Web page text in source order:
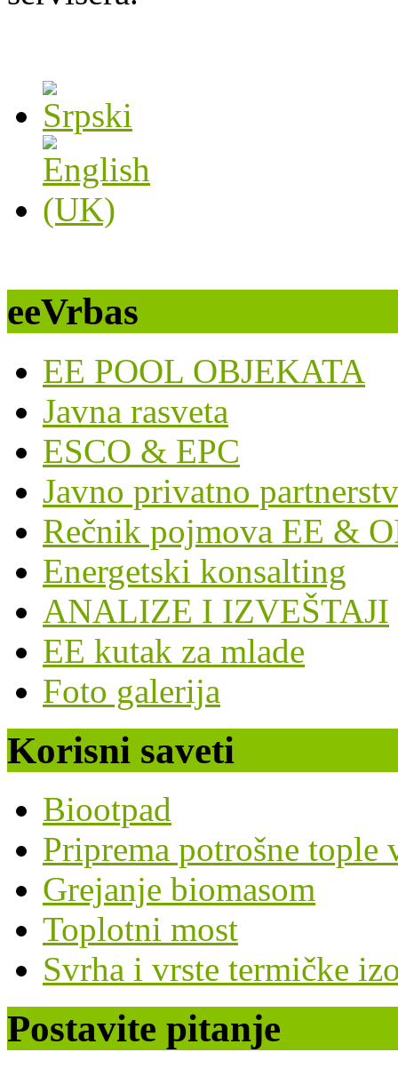
eeVrbas
EE POOL OBJEKATA
Javna rasveta
ESCO & EPC
Javno privatno
Rečnik pojmova EE &
Energetski konsalting
ANALIZE I IZVEŠTAJI
EE kutak za mlade
Foto galerija
Korisni saveti
Biootpad
Priprema potrošne tople
Grejanje biomasom
Toplotni most
Svrha i vrste termičke
Postavite pitanje